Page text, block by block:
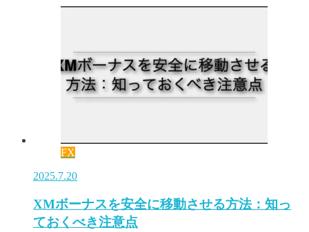
FX
2025.7.20
XMボーナスを安全に移動させる方法：知っ
ておくべき注意点